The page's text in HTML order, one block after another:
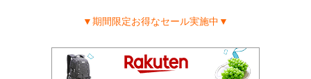
▼期間限定お得なセール実施中▼